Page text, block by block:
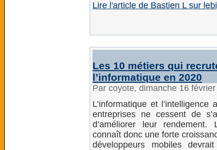
Lire l'article de Bastien L sur
Les 10 métiers qui
l’informatique en 2020
Par coyote, dimanche 16
L’informatique et
entreprises ne cessent de
d’améliorer leur rendement.
connaît donc une forte
développeurs mobiles